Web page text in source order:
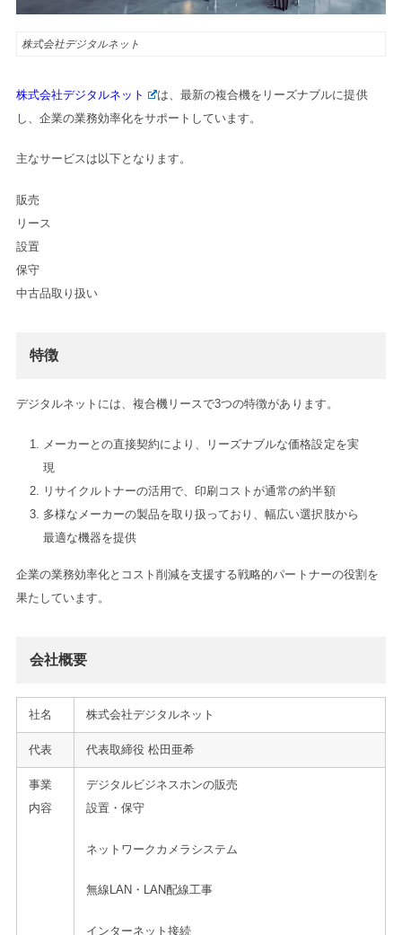
株式会社デジタルネット
株式会社デジタルネット
は、最新の複合機をリーズナブルに提供
し、企業の業務効率化をサポートしています。
主なサービスは以下となります。
販売
リース
設置
保守
中古品取り扱い
特徴
デジタルネットには、複合機リースで3つの特徴があります。
メーカーとの直接契約により、リーズナブルな価格設定を実
現
リサイクルトナーの活用で、印刷コストが通常の約半額
多様なメーカーの製品を取り扱っており、幅広い選択肢から
最適な機器を提供
企業の業務効率化とコスト削減を支援する戦略的パートナーの役割を
果たしています。
会社概要
社名 株式会社デジタルネット
代表 代表取締役 松田亜希
事業
内容
デジタルビジネスホンの販売
設置・保守
ネットワークカメラシステム
無線LAN・LAN配線工事
インターネット接続